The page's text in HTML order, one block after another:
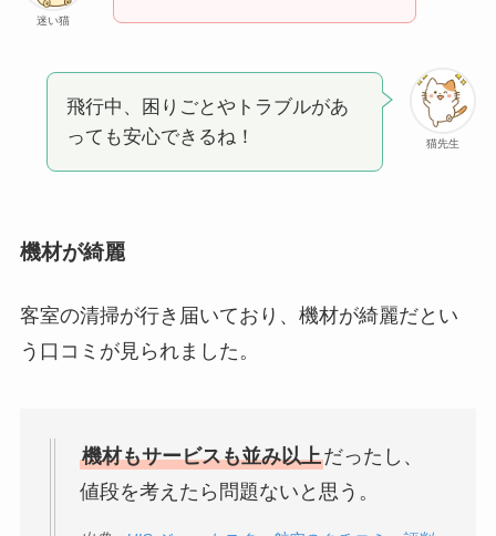
迷い猫
猫先生
飛行中、困りごとやトラブルがあ
っても安心できるね！
機材が綺麗
客室の清掃が行き届いており、機材が綺麗だとい
う口コミが見られました。
機材もサービスも並み以上だったし、
値段を考えたら問題ないと思う。